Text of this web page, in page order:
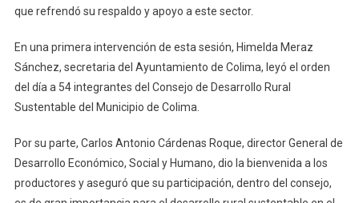
que refrendó su respaldo y apoyo a este sector.
En una primera intervención de esta sesión, Himelda Meraz
Sánchez, secretaria del Ayuntamiento de Colima, leyó el orden
del día a 54 integrantes del Consejo de Desarrollo Rural
Sustentable del Municipio de Colima.
Por su parte, Carlos Antonio Cárdenas Roque, director General de
Desarrollo Económico, Social y Humano, dio la bienvenida a los
productores y aseguró que su participación, dentro del consejo,